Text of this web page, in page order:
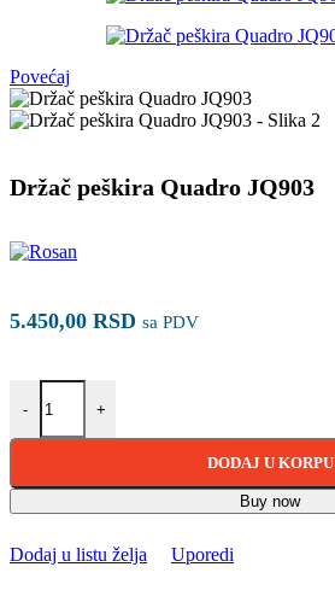
Povećaj
Držač peškira Quadro JQ903
5.450,00 RSD sa PDV
-
Držač peškira Quadro JQ903 količina
+
DODAJ U KORPU
Buy now
Dodaj u listu želja Uporedi